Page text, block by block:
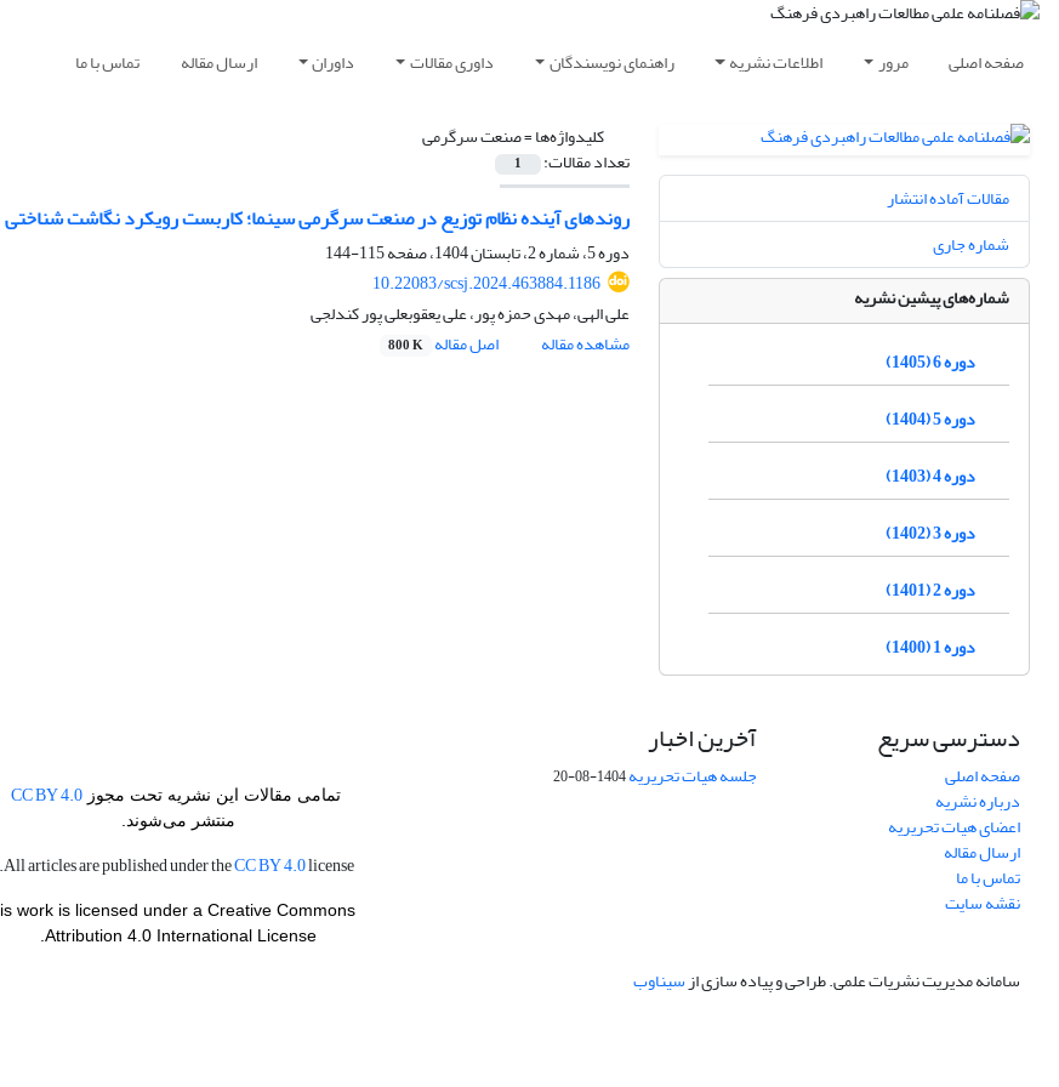
صفحه اصلی مرور اطلاعات نشریه راهنمای نویسندگان داوری مقالات داوران ارسال مقاله تماس با ما
کلیدواژه‌ها =صنعت سرگرمی
تعداد مقالات: 1
روندهای آینده نظام توزیع در صنعت سرگرمی سینما؛ کاربست رویکرد نگاشت شناختی
دوره 5، شماره 2، تابستان 1404، صفحه
115-144
10.22083/scsj.2024.463884.1186
علی الهی، مهدی حمزه پور، علی یعقوبعلی پور کندلجی
مشاهده مقاله
اصل مقاله 800 K
مقالات آماده انتشار
شماره جاری
شماره‌های پیشین نشریه
دوره 6 (1405)
دوره 5 (1404)
دوره 4 (1403)
دوره 3 (1402)
دوره 2 (1401)
دوره 1 (1400)
دسترسی سریع
صفحه اصلی
درباره نشریه
اعضای هیات تحریریه
ارسال مقاله
تماس با ما
نقشه سایت
آخرین اخبار
جلسه هیات تحریریه1404-08-20
تمامی مقالات این نشریه تحت مجوزCC BY 4.0
منتشر می‌شوند.
CC BY 4.0license.
is work is licensed under a Creative Commons
Attribution 4.0 International License.
سامانه مدیریت نشریات علمی.طراحی و پیاده سازی ازسیناوب